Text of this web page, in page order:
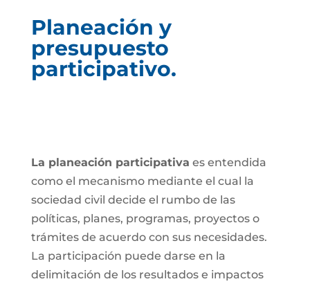
Planeación y
presupuesto
participativo.
La planeación participativa es entendida
como el mecanismo mediante el cual la
sociedad civil decide el rumbo de las
políticas, planes, programas, proyectos o
trámites de acuerdo con sus necesidades.
La participación puede darse en la
delimitación de los resultados e impactos